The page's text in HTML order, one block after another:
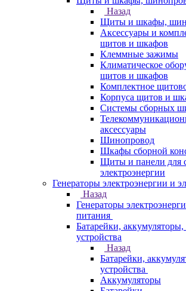
Назад
Щиты и шкафы,
Аксессуары и
щитов и шкафов
Клеммные зажимы
Климатическое
щитов и шкафов
Комплектное
Корпуса щитов и
Системы сборных
аксессуары
Шинопровод
Шкафы сборной
Щиты и панели для
электроэнергии
Генераторы электроэнергии и
Назад
Генераторы
питания
Батарейки, аккумуляторы,
устройства
Назад
Батарейки,
устройства
Аккумуляторы